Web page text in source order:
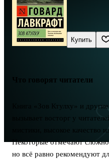
Купить
Что говорят читатели
Книга «Зов Ктулху» и
вызывает восторг у
мистики, высокое качество
Некоторые отмечают
но всё равно рекомендуют